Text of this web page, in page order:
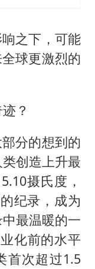
之下，可能
球更激烈的
？
分的想到的
创造上升最
摄氏度，
纪录，成为
最温暖的一
化前的水平
首次超过1.5